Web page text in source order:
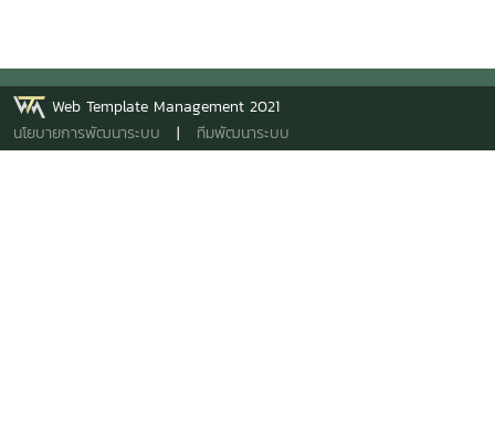
Web Template Management 2021
นโยบายการพัฒนาระบบ | ทีมพัฒนาระบบ